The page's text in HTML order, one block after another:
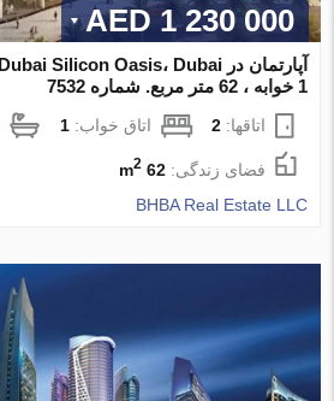
1 230 000 AED
1 خوابه ، 62 متر مربع. شماره 7532
اتاقها:2 اتاق خواب:1
فضای زندگی:62 m
2
BHBA Real Estate LLC